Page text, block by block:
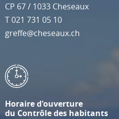
CP 67/ 1033 Cheseaux
T021 731 05 10
greffe@cheseaux.ch
Horaire d'ouverture
du Contrôle des habitants